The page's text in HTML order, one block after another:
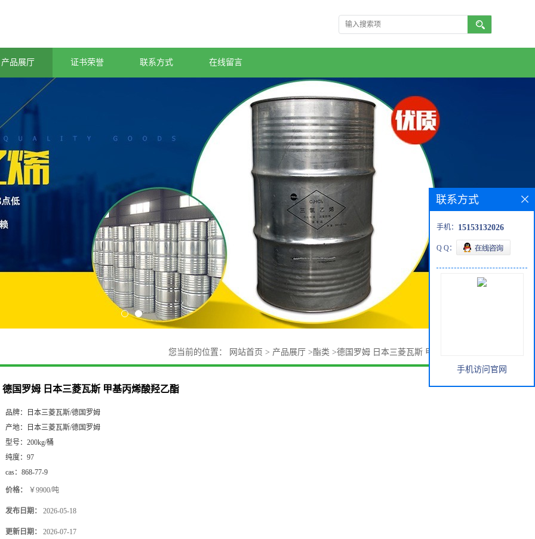
产品展厅 证书荣誉 联系方式 在线留言
您当前的位置： 网站首页 > 产品展厅 >酯类 >德国罗姆 日本三菱瓦斯 甲基丙烯酸羟乙酯
德国罗姆 日本三菱瓦斯 甲基丙烯酸羟乙酯
品牌：
日本三菱瓦斯/德国罗姆
产地：
日本三菱瓦斯/德国罗姆
型号： 200kg/桶
纯度： 97
cas： 868-77-9
价格： ￥9900/吨
发布日期： 2026-05-18
更新日期： 2026-07-17
联系方式
手机： 15153132026
Q Q：
手机访问官网